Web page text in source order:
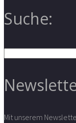
Suche:
Mit unserem